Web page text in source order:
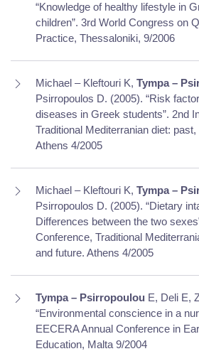
“Knowledge of healthy lifestyle in
children”. 3rd World Congress on
Practice, Thessaloniki, 9/2006
Michael – Kleftouri K, Tympa –
Psirropoulos D. (2005). “Risk
diseases in Greek students”. 2nd
Traditional Mediterranian diet:
Athens 4/2005
Michael – Kleftouri K, Tympa –
Psirropoulos D. (2005). “Dietary
Differences between the two
Conference, Traditional
and future. Athens 4/2005
Tympa – Psirropoulou E, Deli E,
“Environmental conscience in a
EECERA Annual Conference in
Education, Malta 9/2004